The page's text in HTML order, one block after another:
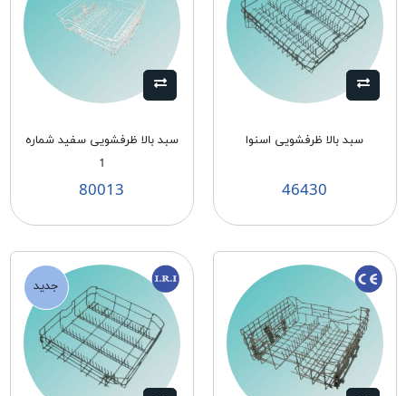
سبد بالا ظرفشويی اسنوا
46430
سبد بالا ظرفشويی سفيد شماره
1
80013
جدید